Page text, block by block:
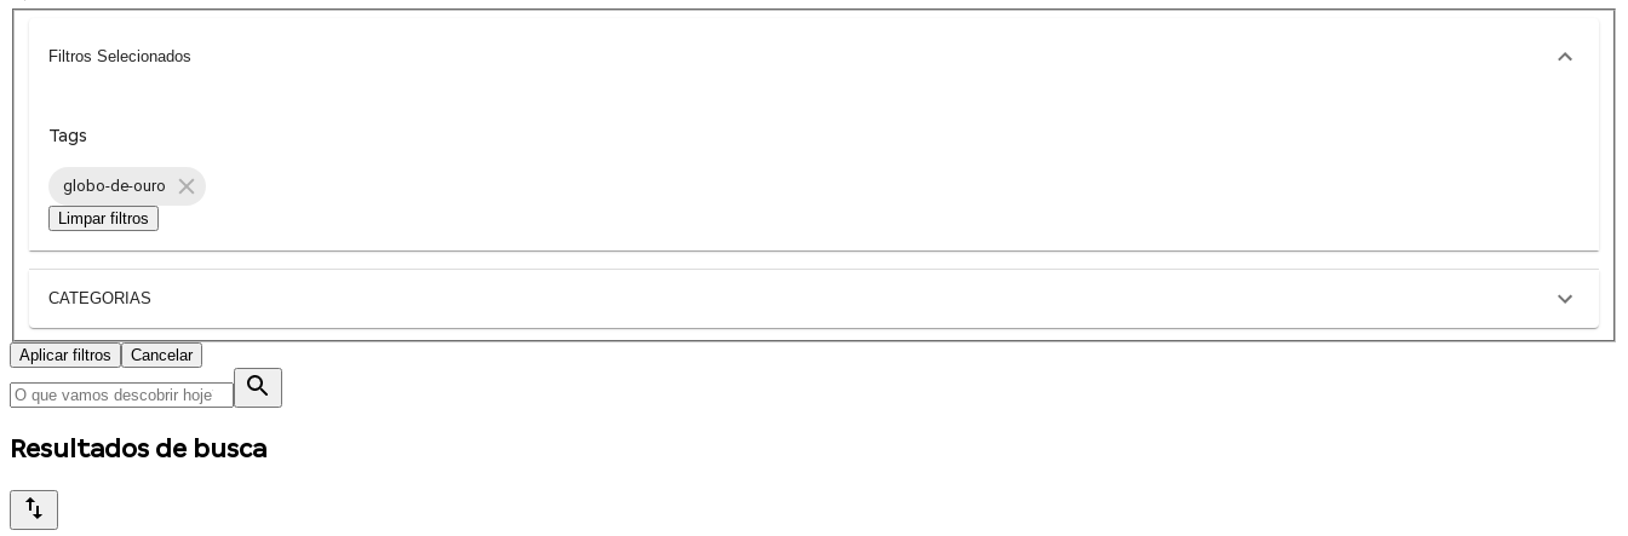
Filtros Selecionados
Tags
globo-de-ouro
Limpar filtros
CATEGORIAS
Aplicar filtros Cancelar
Resultados de busca